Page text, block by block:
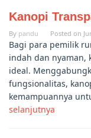
Kanopi
By pandu Posted on
Bagi para pemilik
indah dan nyaman,
ideal.
fungsionalitas,
kemampuannya
selanjutnya